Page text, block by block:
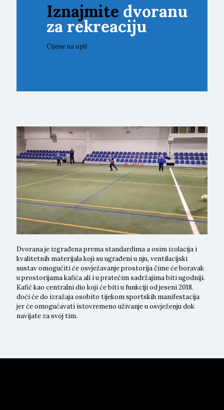
Iznajmite dvoranu
za rekreaciju
Cijene na upit
Dvorana je izgrađena prema standardima a osim izolacija i
kvalitetnih materijala koji su ugrađeni u nju, ventilacijski
sustav omogućiti će osvježavanje prostorija čime će boravak
u prostorijama kafića ali i u pratećim sadržajima biti ugodniji.
Kafić kao centralni dio koji će biti u funkciji od jeseni 2018.
doći će do izražaja osobito tijekom sportskih manifestacija
jer će omogućavati istovremeno uživanje u osvježenju dok
navijate za svoj tim.